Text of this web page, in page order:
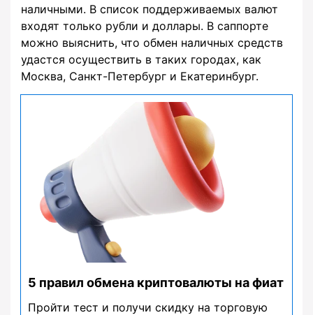
наличными. В список поддерживаемых валют
входят только рубли и доллары. В саппорте
можно выяснить, что обмен наличных средств
удастся осуществить в таких городах, как
Москва, Санкт-Петербург и Екатеринбург.
5 правил обмена криптовалюты на фиат
Пройти тест и получи скидку на торговую